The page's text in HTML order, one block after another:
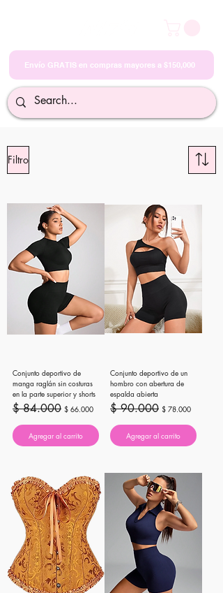
Envío GRATIS en compras mayores a $150,000
Filtro
Conjunto deportivo de
manga raglán sin costuras
en la parte superior y shorts
Precio
$ 84.000 Precio de oferta
$ 66.000
Agregar al carrito
Conjunto deportivo de un
hombro con abertura de
espalda abierta
Precio
$ 90.000 Precio de oferta
$ 78.000
Agregar al carrito